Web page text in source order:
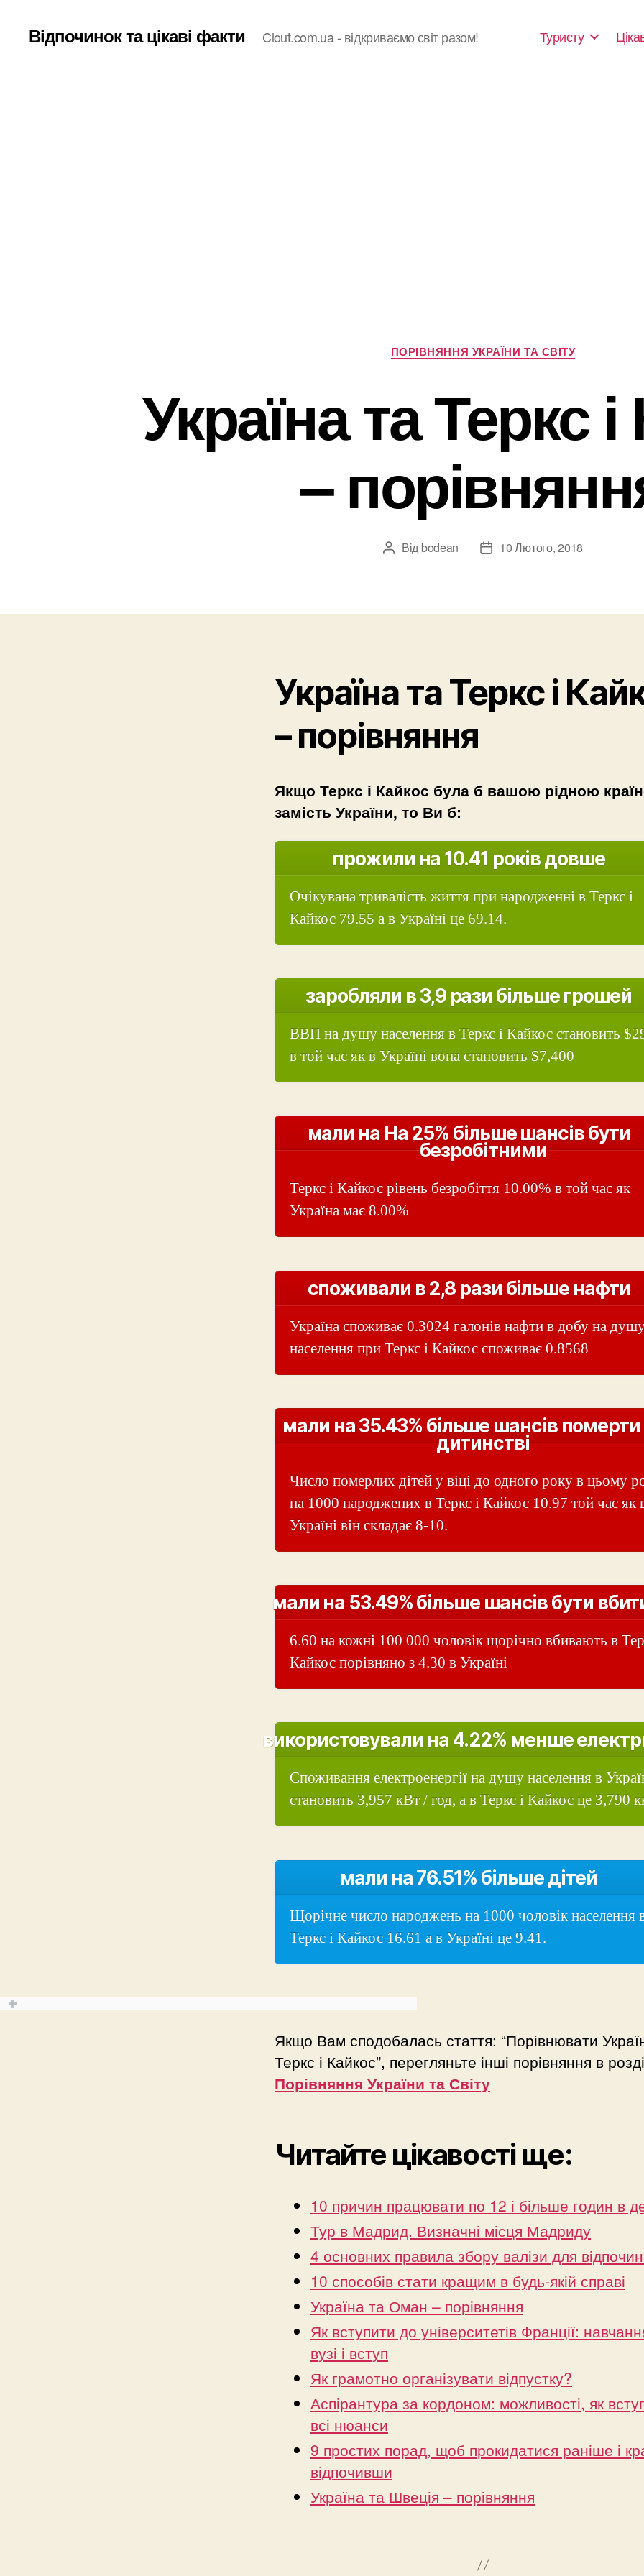
Відпочинок та цікаві факти Clout.com.ua - відкриваємо світ разом! Туристу
Категорії
ПОРІВНЯННЯ УКРАЇНИ ТА СВІТУ
Україна та Теркс
–
Автор
Від bodean
Дата10 Лютого, 2018
Україна та Теркс і
– порівняння
Якщо Теркс і Кайкос була б вашою рідною
замість України, то Ви б:
прожили на 10.41 років довше
Очікувана тривалість життя при народженні в Теркс і
Кайкос 79.55 а в Україні це 69.14.
заробляли в 3,9 рази більше грошей
ВВП на душу населення в Теркс і Кайкос становить
в той час як в Україні вона становить $7,400
мали на На 25% більше шансів бути
безробітними
Теркс і Кайкос рівень безробіття 10.00% в той час як
Україна має 8.00%
споживали в 2,8 рази більше нафти
Україна споживає 0.3024 галонів нафти в добу на
населення при Теркс і Кайкос споживає 0.8568
мали на 35.43% більше шансів померти
дитинстві
Число померлих дітей у віці до одного року в цьому
на 1000 народжених в Теркс і Кайкос 10.97 той час як
Україні він складає 8-10.
мали на 53.49% більше шансів бути
6.60 на кожні 100 000 чоловік щорічно вбивають в
Кайкос порівняно з 4.30 в Україні
використовували на 4.22% менше
Споживання електроенергії на душу населення в
становить 3,957 кВт / год, а в Теркс і Кайкос це 3,790
мали на 76.51% більше дітей
Щорічне число народжень на 1000 чоловік населення
Теркс і Кайкос 16.61 а в Україні це 9.41.
Якщо Вам сподобалась стаття: “Порівнювати
Теркс і Кайкос”, перегляньте інші порівняння в
Порівняння України та Світу
Читайте цікавості ще:
10 причин працювати по 12 і більше годин в
Тур в Мадрид. Визначні місця Мадриду
4 основних правила збору валізи для
10 способів стати кращим в будь-якій справі
Україна та Оман – порівняння
Як вступити до університетів Франції:
вузі і вступ
Як грамотно організувати відпустку?
Аспірантура за кордоном: можливості, як
всі нюанси
9 простих порад, щоб прокидатися раніше і
відпочивши
Україна та Швеція – порівняння